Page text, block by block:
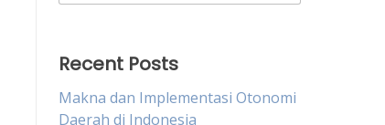
for:
Recent Posts
Makna dan Implementasi Otonomi
Daerah di Indonesia